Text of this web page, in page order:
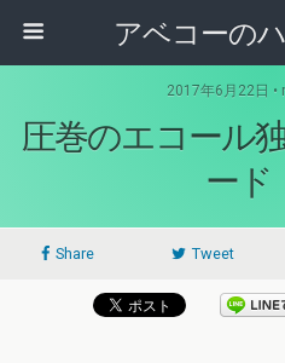
アベコーの
2017年6月22日
圧巻のエコール
ード
Share Tweet